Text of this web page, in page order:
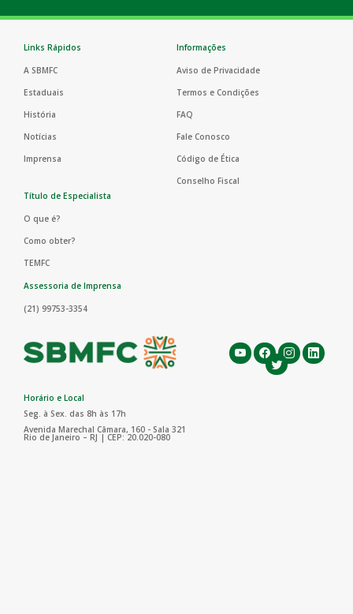
Links Rápidos
A SBMFC
Estaduais
História
Notícias
Imprensa
Informações
Aviso de Privacidade
Termos e Condições
FAQ
Fale Conosco
Código de Ética
Conselho Fiscal
Título de Especialista
O que é?
Como obter?
TEMFC
Assessoria de Imprensa
(21) 99753-3354
Horário e Local
Seg. à Sex. das 8h às 17h
Avenida Marechal Câmara, 160 - Sala 321
Rio de Janeiro – RJ | CEP: 20.020-080